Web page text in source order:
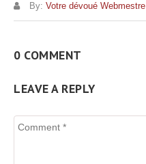
By: Votre dévoué Webmestre
0 COMMENT
LEAVE A REPLY